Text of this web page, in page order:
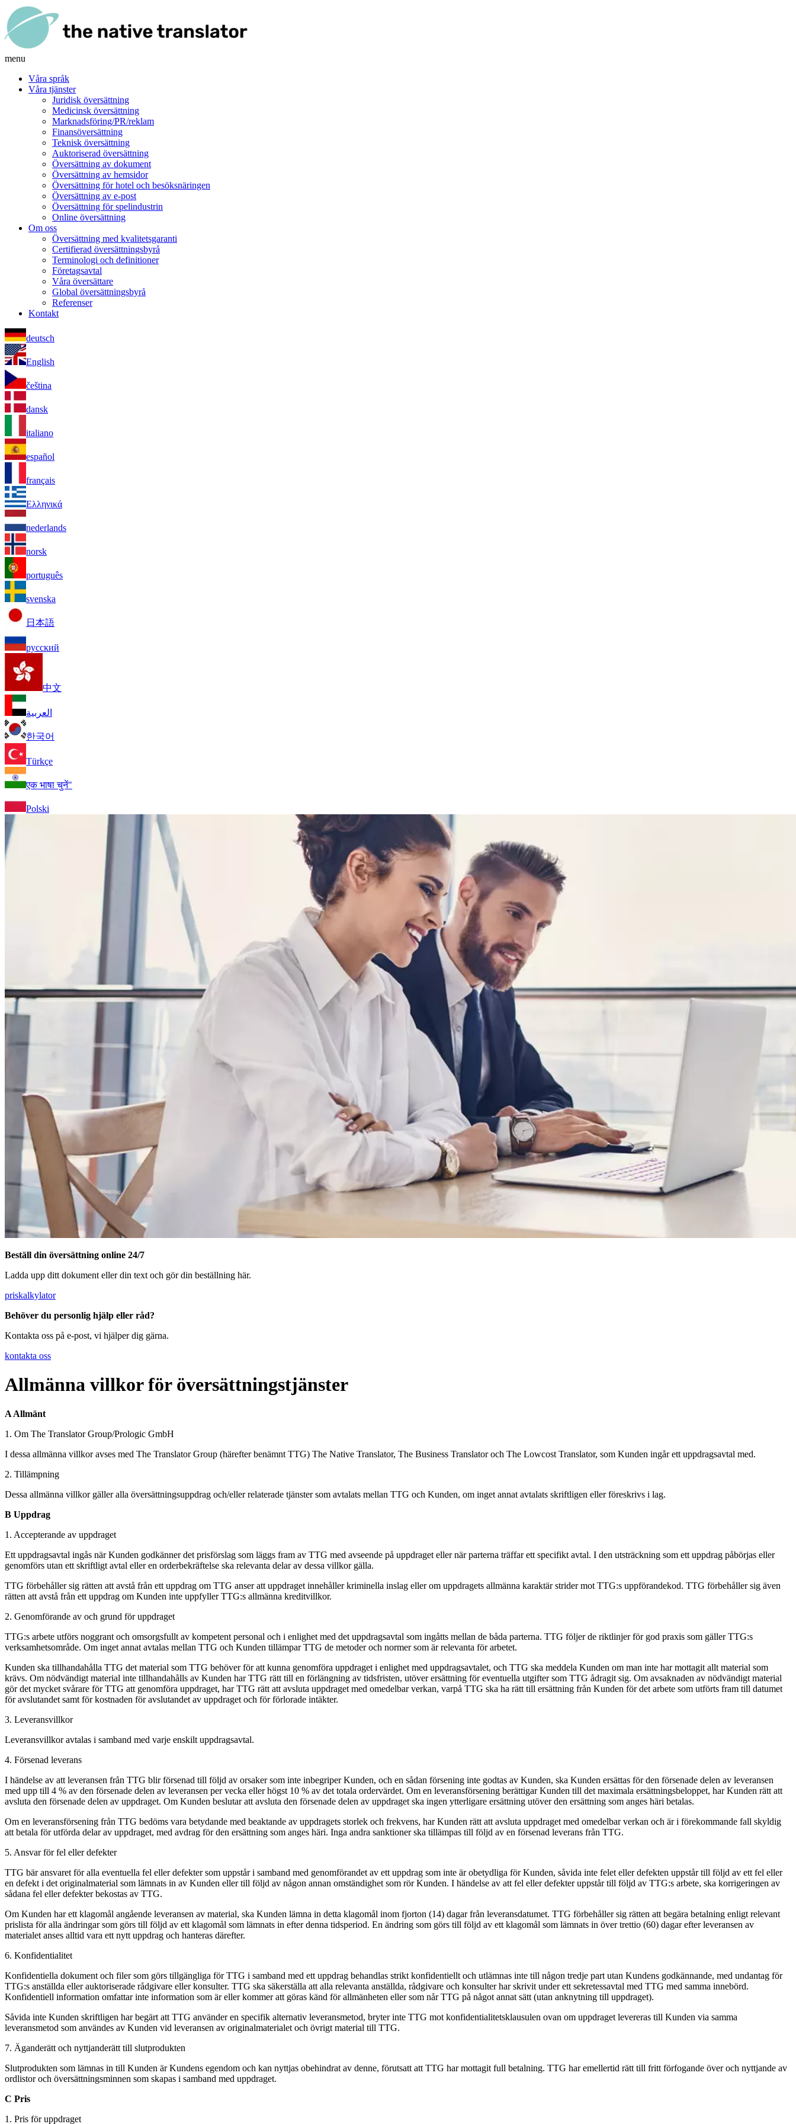
menu
Våra språk
Våra tjänster
Juridisk översättning
Medicinsk översättning
Marknadsföring/PR/reklam
Finansöversättning
Teknisk översättning
Auktoriserad översättning
Översättning av dokument
Översättning av hemsidor
Översättning för hotel och besöksnäringen
Översättning av e-post
Översättning för spelindustrin
Online översättning
Om oss
Översättning med kvalitetsgaranti
Certifierad översättningsbyrå
Terminologi och definitioner
Företagsavtal
Våra översättare
Global översättningsbyrå
Referenser
Kontakt
deutsch
English
čeština
dansk
italiano
español
français
Ελληνικά
nederlands
norsk
português
svenska
日本語
русский
中文
العربية
한국어
Türkçe
एक भाषा चुनें"
Polski
Beställ din översättning online 24/7
Ladda upp ditt dokument eller din text och gör din beställning här.
priskalkylator
Behöver du personlig hjälp eller råd?
Kontakta oss på e-post, vi hjälper dig gärna.
kontakta oss
Allmänna villkor för översättningstjänster
A Allmänt
1. Om The Translator Group/Prologic GmbH
I dessa allmänna villkor avses med The Translator Group (härefter benämnt TTG) The Native Translator, The Business Translator och The Lowcost Translator, som Kunden ingår ett uppdragsavtal med.
2. Tillämpning
Dessa allmänna villkor gäller alla översättningsuppdrag och/eller relaterade tjänster som avtalats mellan TTG och Kunden, om inget annat avtalats skriftligen eller föreskrivs i lag.
B Uppdrag
1. Accepterande av uppdraget
Ett uppdragsavtal ingås när Kunden godkänner det prisförslag som läggs fram av TTG med avseende på uppdraget eller när parterna träffar ett specifikt avtal. I den utsträckning som ett uppdrag påbörjas eller
genomförs utan ett skriftligt avtal eller en orderbekräftelse ska relevanta delar av dessa villkor gälla.
TTG förbehåller sig rätten att avstå från ett uppdrag om TTG anser att uppdraget innehåller kriminella inslag eller om uppdragets allmänna karaktär strider mot TTG:s uppförandekod. TTG förbehåller sig även
rätten att avstå från ett uppdrag om Kunden inte uppfyller TTG:s allmänna kreditvillkor.
2. Genomförande av och grund för uppdraget
TTG:s arbete utförs noggrant och omsorgsfullt av kompetent personal och i enlighet med det uppdragsavtal som ingåtts mellan de båda parterna. TTG följer de riktlinjer för god praxis som gäller TTG:s
verksamhetsområde. Om inget annat avtalas mellan TTG och Kunden tillämpar TTG de metoder och normer som är relevanta för arbetet.
Kunden ska tillhandahålla TTG det material som TTG behöver för att kunna genomföra uppdraget i enlighet med uppdragsavtalet, och TTG ska meddela Kunden om man inte har mottagit allt material som
krävs. Om nödvändigt material inte tillhandahålls av Kunden har TTG rätt till en förlängning av tidsfristen, utöver ersättning för eventuella utgifter som TTG ådragit sig. Om avsaknaden av nödvändigt material
gör det mycket svårare för TTG att genomföra uppdraget, har TTG rätt att avsluta uppdraget med omedelbar verkan, varpå TTG ska ha rätt till ersättning från Kunden för det arbete som utförts fram till datumet
för avslutandet samt för kostnaden för avslutandet av uppdraget och för förlorade intäkter.
3. Leveransvillkor
Leveransvillkor avtalas i samband med varje enskilt uppdragsavtal.
4. Försenad leverans
I händelse av att leveransen från TTG blir försenad till följd av orsaker som inte inbegriper Kunden, och en sådan försening inte godtas av Kunden, ska Kunden ersättas för den försenade delen av leveransen
med upp till 4 % av den försenade delen av leveransen per vecka eller högst 10 % av det totala ordervärdet. Om en leveransförsening berättigar Kunden till det maximala ersättningsbeloppet, har Kunden rätt att
avsluta den försenade delen av uppdraget. Om Kunden beslutar att avsluta den försenade delen av uppdraget ska ingen ytterligare ersättning utöver den ersättning som anges häri betalas.
Om en leveransförsening från TTG bedöms vara betydande med beaktande av uppdragets storlek och frekvens, har Kunden rätt att avsluta uppdraget med omedelbar verkan och är i förekommande fall skyldig
att betala för utförda delar av uppdraget, med avdrag för den ersättning som anges häri. Inga andra sanktioner ska tillämpas till följd av en försenad leverans från TTG.
5. Ansvar för fel eller defekter
TTG bär ansvaret för alla eventuella fel eller defekter som uppstår i samband med genomförandet av ett uppdrag som inte är obetydliga för Kunden, såvida inte felet eller defekten uppstår till följd av ett fel eller
en defekt i det originalmaterial som lämnats in av Kunden eller till följd av någon annan omständighet som rör Kunden. I händelse av att fel eller defekter uppstår till följd av TTG:s arbete, ska korrigeringen av
sådana fel eller defekter bekostas av TTG.
Om Kunden har ett klagomål angående leveransen av material, ska Kunden lämna in detta klagomål inom fjorton (14) dagar från leveransdatumet. TTG förbehåller sig rätten att begära betalning enligt relevant
prislista för alla ändringar som görs till följd av ett klagomål som lämnats in efter denna tidsperiod. En ändring som görs till följd av ett klagomål som lämnats in över trettio (60) dagar efter leveransen av
materialet anses alltid vara ett nytt uppdrag och hanteras därefter.
6. Konfidentialitet
Konfidentiella dokument och filer som görs tillgängliga för TTG i samband med ett uppdrag behandlas strikt konfidentiellt och utlämnas inte till någon tredje part utan Kundens godkännande, med undantag för
TTG:s anställda eller auktoriserade rådgivare eller konsulter. TTG ska säkerställa att alla relevanta anställda, rådgivare och konsulter har skrivit under ett sekretessavtal med TTG med samma innebörd.
Konfidentiell information omfattar inte information som är eller kommer att göras känd för allmänheten eller som når TTG på något annat sätt (utan anknytning till uppdraget).
Såvida inte Kunden skriftligen har begärt att TTG använder en specifik alternativ leveransmetod, bryter inte TTG mot konfidentialitetsklausulen ovan om uppdraget levereras till Kunden via samma
leveransmetod som användes av Kunden vid leveransen av originalmaterialet och övrigt material till TTG.
7. Äganderätt och nyttjanderätt till slutprodukten
Slutprodukten som lämnas in till Kunden är Kundens egendom och kan nyttjas obehindrat av denne, förutsatt att TTG har mottagit full betalning. TTG har emellertid rätt till fritt förfogande över och nyttjande av
ordlistor och översättningsminnen som skapas i samband med uppdraget.
C Pris
1. Pris för uppdraget